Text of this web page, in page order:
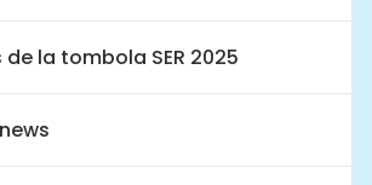
la tombola SER 2025